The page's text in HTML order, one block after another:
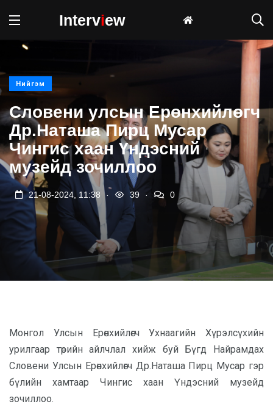
Interview
Нийгэм
Словени улсын Ерөнхийлөгч
Др.Наташа Пирц Мусар
Чингис хаан Үндэсний
музейд зочиллоо
21-08-2024, 11:38 39 0
Монгол Улсын Ерөнхийлөгч Ухнаагийн Хүрэлсүхийн
урилгаар төрийн айлчлал хийж буй Бүгд Найрамдах
Словени Улсын Ерөнхийлөгч Др.Наташа Пирц Мусар гэр
бүлийн хамтаар Чингис хаан Үндэсний музейд
зочиллоо.